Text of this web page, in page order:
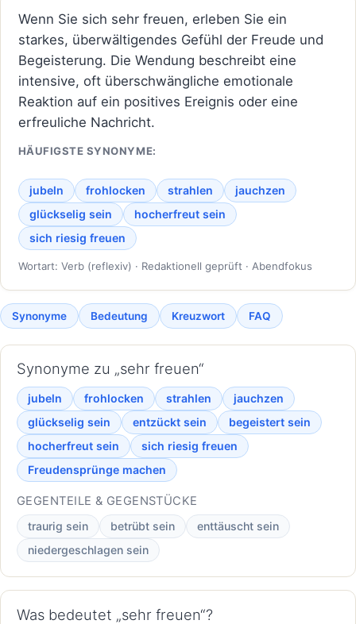
Wenn Sie sich sehr freuen, erleben Sie ein
starkes, überwältigendes Gefühl der Freude und
Begeisterung. Die Wendung beschreibt eine
intensive, oft überschwängliche emotionale
Reaktion auf ein positives Ereignis oder eine
erfreuliche Nachricht.
HÄUFIGSTE SYNONYME:
jubeln frohlocken strahlen
jauchzen
glückselig sein
hocherfreut sein
sich riesig freuen
Wortart: Verb (reflexiv) · Redaktionell geprüft · Abendfokus
Synonyme Bedeutung Kreuzwort FAQ
Synonyme zu „sehr freuen“
jubeln frohlocken strahlen
jauchzen
glückselig sein
entzückt sein
begeistert sein
hocherfreut sein
sich riesig freuen
Freudensprünge machen
GEGENTEILE & GEGENSTÜCKE
traurig sein betrübt sein
enttäuscht sein
niedergeschlagen sein
Was bedeutet „sehr freuen“?